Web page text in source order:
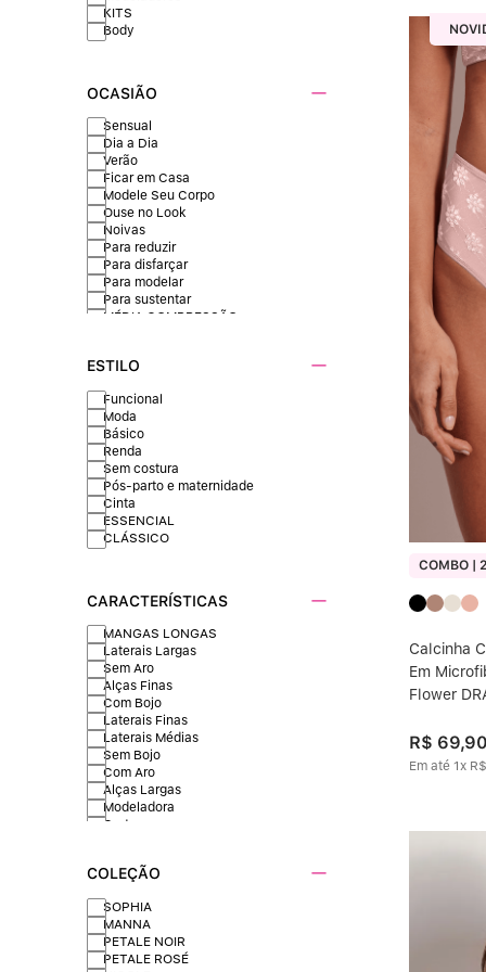
OLIVE
Alças Finas
Pijama
KITS
KITS
Body
OCASIÃO
Sensual
Dia a Dia
Verão
Ficar em Casa
Modele Seu Corpo
Ouse no Look
Noivas
Para reduzir
Para disfarçar
Para modelar
Para sustentar
MÉDIA COMPRESSÃO
ESTILO
Funcional
Moda
Básico
Renda
Sem costura
Pós-parto e maternidade
Cinta
ESSENCIAL
CLÁSSICO
CARACTERÍSTICAS
MANGAS LONGAS
Laterais Largas
Sem Aro
Alças Finas
Com Bojo
Laterais Finas
Laterais Médias
Sem Bojo
Com Aro
Alças Largas
Modeladora
Curto
PARA SEIOS GRANDES
LATERAIS ESTREITAS
REFORÇO ESTRATÉGICO
DISFARÇA BARRIGA
MAIOR COBERTURA
COLEÇÃO
SOPHIA
MANNA
PETALE NOIR
PETALE ROSÉ
COMBO |
Calcinha
Em
Flower
R$ 69,90
Em até 1x R$